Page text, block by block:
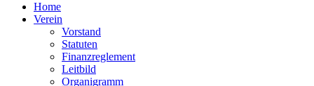
Home
Verein
Vorstand
Statuten
Finanzreglement
Leitbild
Organigramm